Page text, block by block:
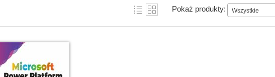
Pokaż produkty: Wszystkie